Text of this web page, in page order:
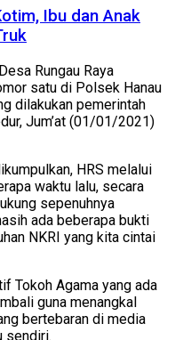
Ibu dan Anak
Rungau Raya
satu di Polsek Hanau
dilakukan pemerintah
Jum’at (01/01/2021)
HRS melalui
waktu lalu, secara
sepenuhnya
ada beberapa bukti
NKRI yang kita cintai
Tokoh Agama yang ada
guna menangkal
bertebaran di media
sendiri.